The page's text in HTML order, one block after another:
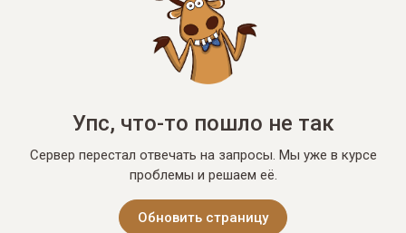
Упс, что-то пошло не так
Сервер перестал отвечать на запросы. Мы уже в курсе
проблемы и решаем её.
Обновить страницу